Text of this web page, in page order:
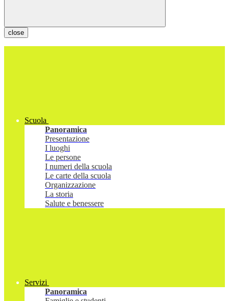
close
Scuola
Panoramica
Presentazione
I luoghi
Le persone
I numeri della scuola
Le carte della scuola
Organizzazione
La storia
Salute e benessere
Servizi
Panoramica